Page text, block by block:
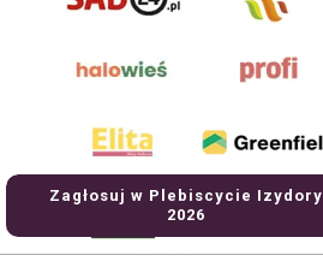
Zagłosuj w Plebiscycie Izydory
2026